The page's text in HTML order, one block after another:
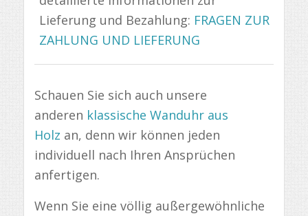
Lieferung und Bezahlung: FRAGEN ZUR
ZAHLUNG UND LIEFERUNG
Schauen Sie sich auch unsere
anderen klassische Wanduhr aus
Holz an, denn wir können jeden
individuell nach Ihren Ansprüchen
anfertigen.
Wenn Sie eine völlig außergewöhnliche